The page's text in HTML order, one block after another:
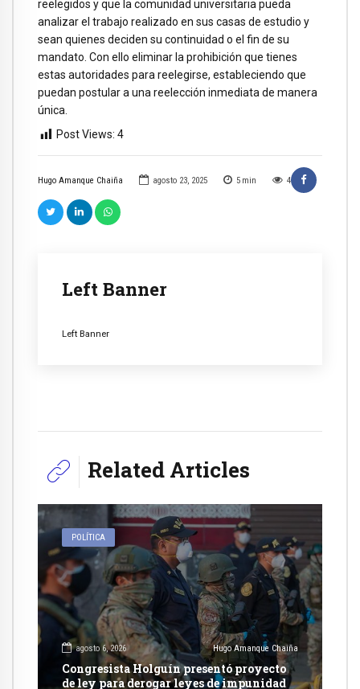
Hugo Amanque Chaiña agosto 23, 2025 5 min 4
Left Banner
Left Banner
reelegidos y que la comunidad universitaria pueda
analizar el trabajo realizado en sus casas de estudio y
sean quienes deciden su continuidad o el fin de su
mandato. Con ello eliminar la prohibición que tienes
estas autoridades para reelegirse, estableciendo que
puedan postular a una reelección inmediata de manera
única.
Post Views: 4
Related Articles
POLÍTICA
agosto 6, 2026 Hugo Amanque Chaiña
Congresista Holguín presentó proyecto
de ley para derogar leyes de impunidad